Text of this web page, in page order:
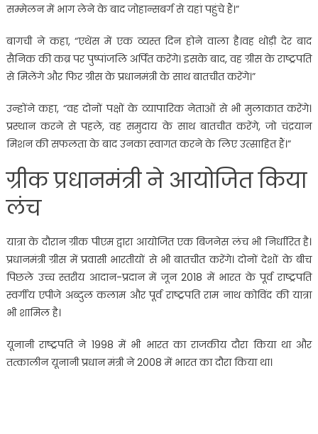
सम्मेलन में भाग लेने के बाद जोहान्सबर्ग से यहां पहुंचे हैं।”
बागची ने कहा, “एथेंस में एक व्यस्त दिन होने वाला है।वह थोड़ी देर बाद
सैनिक की कब्र पर पुष्पांजलि अर्पित करेंगे। इसके बाद, वह ग्रीस के राष्ट्रपति
से मिलेंगे और फिर ग्रीस के प्रधानमंत्री के साथ बातचीत करेंगे।”
उन्होंने कहा, “वह दोनों पक्षों के व्यापारिक नेताओं से भी मुलाकात करेंगे।
प्रस्थान करने से पहले, वह समुदाय के साथ बातचीत करेंगे, जो चंद्रयान
मिशन की सफलता के बाद उनका स्वागत करने के लिए उत्साहित हैं।”
ग्रीक प्रधानमंत्री ने आयोजित किया
लंच
यात्रा के दौरान ग्रीक पीएम द्वारा आयोजित एक बिजनेस लंच भी निर्धारित है।
प्रधानमंत्री ग्रीस में प्रवासी भारतीयों से भी बातचीत करेंगे। दोनों देशों के बीच
पिछले उच्च स्तरीय आदान-प्रदान में जून 2018 में भारत के पूर्व राष्ट्रपति
स्वर्गीय एपीजे अब्दुल कलाम और पूर्व राष्ट्रपति राम नाथ कोविंद की यात्रा
भी शामिल है।
यूनानी राष्ट्रपति ने 1998 में भी भारत का राजकीय दौरा किया था और
तत्कालीन यूनानी प्रधान मंत्री ने 2008 में भारत का दौरा किया था।